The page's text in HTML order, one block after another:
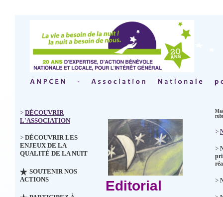
> DÉCOUVRIR
L'ASSOCIATION
> DÉCOUVRIR LES
ENJEUX DE LA
QUALITÉ DE LA NUIT
SOUTENIR NOS
ACTIONS
Editorial
>
>
>